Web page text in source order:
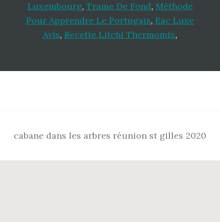
Luxembourg, Trame De Fond, Méthode
Pour Apprendre Le Portugais, Eac Luxe
Avis, Recette Litchi Thermomix,
cabane dans les arbres réunion st gilles 2020